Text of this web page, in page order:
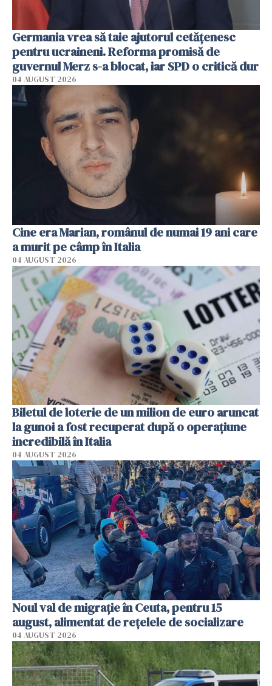
Germania vrea să taie ajutorul cetățenesc
pentru ucraineni. Reforma promisă de
guvernul Merz s-a blocat, iar SPD o critică dur
04 AUGUST 2026
Cine era Marian, românul de numai 19 ani care
a murit pe câmp în Italia
04 AUGUST 2026
Biletul de loterie de un milion de euro aruncat
la gunoi a fost recuperat după o operațiune
incredibilă în Italia
04 AUGUST 2026
Noul val de migrație în Ceuta, pentru 15
august, alimentat de rețelele de socializare
04 AUGUST 2026